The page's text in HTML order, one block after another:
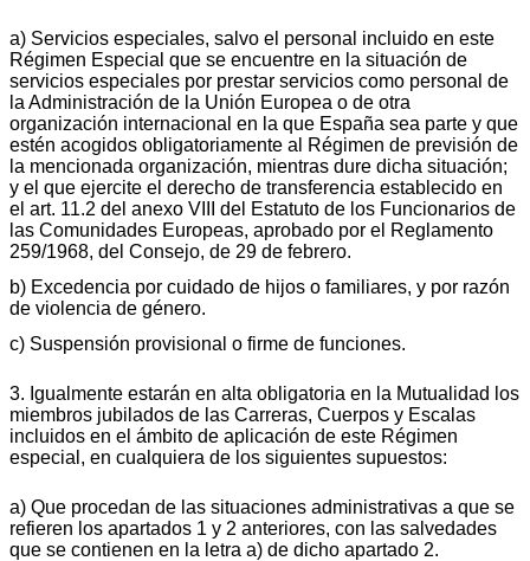
a) Servicios especiales, salvo el personal incluido en este
Régimen Especial que se encuentre en la situación de
servicios especiales por prestar servicios como personal de
la Administración de la Unión Europea o de otra
organización internacional en la que España sea parte y que
estén acogidos obligatoriamente al Régimen de previsión de
la mencionada organización, mientras dure dicha situación;
y el que ejercite el derecho de transferencia establecido en
el art. 11.2 del anexo VIII del Estatuto de los Funcionarios de
las Comunidades Europeas, aprobado por el Reglamento
259/1968, del Consejo, de 29 de febrero.
b) Excedencia por cuidado de hijos o familiares, y por razón
de violencia de género.
c) Suspensión provisional o firme de funciones.
3. Igualmente estarán en alta obligatoria en la Mutualidad los
miembros jubilados de las Carreras, Cuerpos y Escalas
incluidos en el ámbito de aplicación de este Régimen
especial, en cualquiera de los siguientes supuestos:
a) Que procedan de las situaciones administrativas a que se
refieren los apartados 1 y 2 anteriores, con las salvedades
que se contienen en la letra a) de dicho apartado 2.